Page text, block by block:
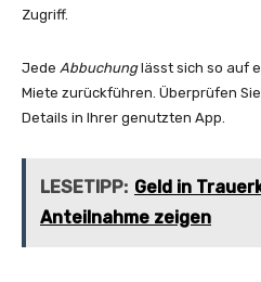
Zugriff.
Jede Abbuchunglässt sich so auf
Miete zurückführen. Überprüfen
Details in Ihrer genutzten App.
LESETIPP: Geld in
Anteilnahme zeigen